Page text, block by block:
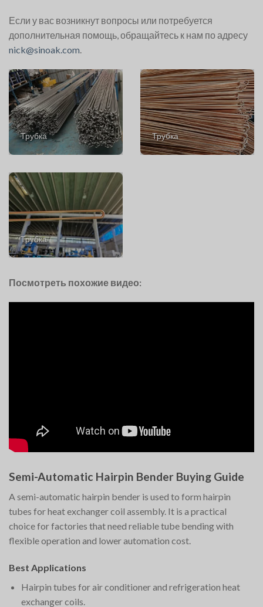
Если у вас возникнут вопросы или потребуется
дополнительная помощь, обращайтесь к нам по адресу
nick@sinoak.com.
Трубка Трубка
Трубка
Посмотреть похожие видео:
Semi-Automatic Hairpin Bender Buying Guide
A semi-automatic hairpin bender is used to form hairpin
tubes for heat exchanger coil assembly. It is a practical
choice for factories that need reliable tube bending with
flexible operation and lower automation cost.
Best Applications
Hairpin tubes for air conditioner and refrigeration heat
exchanger coils.